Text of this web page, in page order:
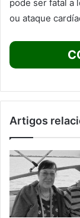
pode ser fatal a
ou ataque
Artigos